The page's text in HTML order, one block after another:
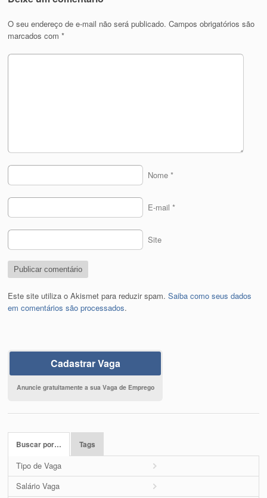
O seu endereço de e-mail não será publicado. Campos obrigatórios são
marcados com*
Nome *
E-mail *
Site
Este site utiliza o Akismet para reduzir spam.Saiba como seus dados
em comentários são processados.
Cadastrar Vaga
Anuncie gratuitamente a sua Vaga de Emprego
Buscar por… Tags
Tipo de Vaga
Salário Vaga